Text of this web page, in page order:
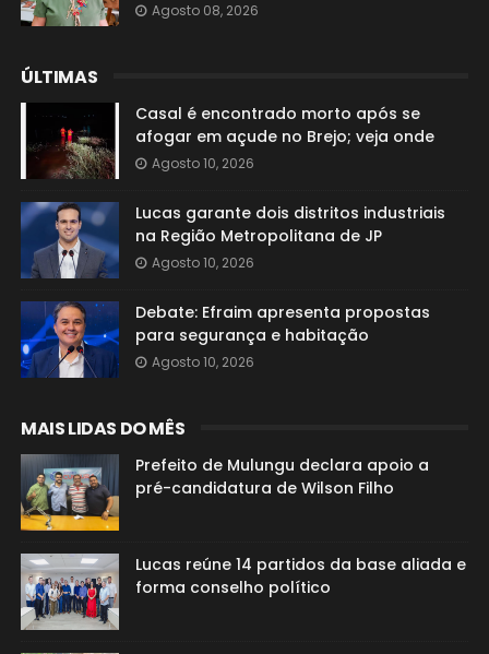
Agosto 08, 2026
ÚLTIMAS
Casal é encontrado morto após se
afogar em açude no Brejo; veja onde
Agosto 10, 2026
Lucas garante dois distritos industriais
na Região Metropolitana de JP
Agosto 10, 2026
Debate: Efraim apresenta propostas
para segurança e habitação
Agosto 10, 2026
MAIS LIDAS DO MÊS
Prefeito de Mulungu declara apoio a
pré-candidatura de Wilson Filho
Lucas reúne 14 partidos da base aliada e
forma conselho político